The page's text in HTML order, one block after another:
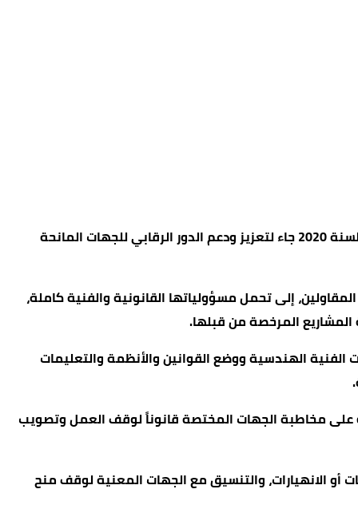
أكد الناطق الإعلامي باسم وزارة الأشغال العامة والإسكان عمر المحارمة، أن نظام الرقابة والتفتيش على مشاريع الإعمار رقم 52 لسنة 2020 جاء لتعزيز ودعم الدور الرقابي للجهات المانحة
إلى تحمل مسؤولياتها القانونية والفنية كاملة،
المرخصة من قبلها.
الهندسية ووضع القوانين والأنظمة والتعليمات
على مخاطبة الجهات المختصة قانوناً لوقف العمل وتصويب
أو الانهيارات، والتنسيق مع الجهات المعنية لوقف منح